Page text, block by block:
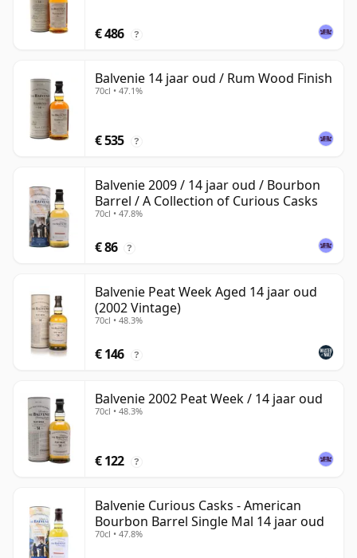
€ 486 ?
Balvenie 14 jaar oud / Rum Wood Finish
70cl • 47.1%
€ 535 ?
Balvenie 2009 / 14 jaar oud / Bourbon
Barrel / A Collection of Curious Casks
70cl • 47.8%
€ 86 ?
Balvenie Peat Week Aged 14 jaar oud
(2002 Vintage)
70cl • 48.3%
€ 146 ?
Balvenie 2002 Peat Week / 14 jaar oud
70cl • 48.3%
€ 122 ?
Balvenie Curious Casks - American
Bourbon Barrel Single Mal 14 jaar oud
70cl • 47.8%